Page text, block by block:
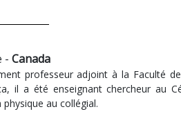
- Canada
professeur adjoint à la Faculté
il a été enseignant chercheur au
au collégial.